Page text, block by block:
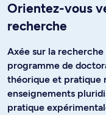
Orientez-vous
recherche
Axée sur la
programme de
théorique et pratique
enseignements
pratique